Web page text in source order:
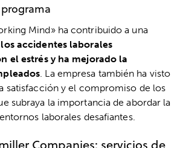
Mind» ha contribuido a una
accidentes laborales
el estrés y ha mejorado la
. La empresa también ha visto
satisfacción y el compromiso de los
subraya la importancia de abordar la
laborales desafiantes.